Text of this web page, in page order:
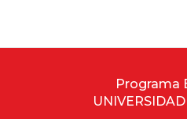
Estudios editoriales
Programa